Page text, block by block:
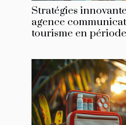
Stratégies
agence
tourisme en